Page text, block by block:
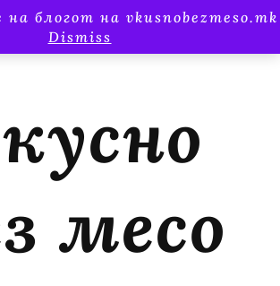
на блогот на vkusnobezmeso.mk
Dismiss
месо